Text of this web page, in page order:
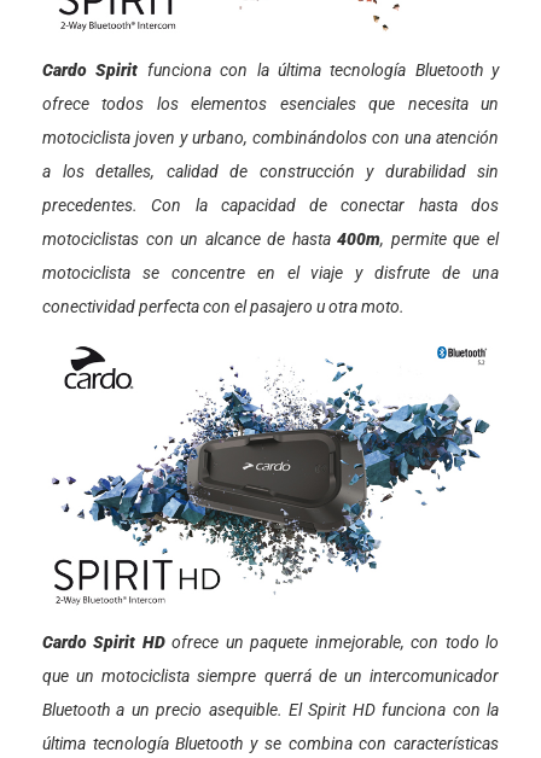
Cardo Spirit funciona con la última tecnología Bluetooth y
ofrece todos los elementos esenciales que necesita un
motociclista joven y urbano, combinándolos con una atención
a los detalles, calidad de construcción y durabilidad sin
precedentes. Con la capacidad de conectar hasta dos
motociclistas con un alcance de hasta400m, permite que el
motociclista se concentre en el viaje y disfrute de una
conectividad perfecta con el pasajero u otra moto.
Cardo Spirit HDofrece un paquete inmejorable, con todo lo
que un motociclista siempre querrá de un intercomunicador
Bluetooth a un precio asequible. El Spirit HD funciona con la
última tecnología Bluetooth y se combina con características